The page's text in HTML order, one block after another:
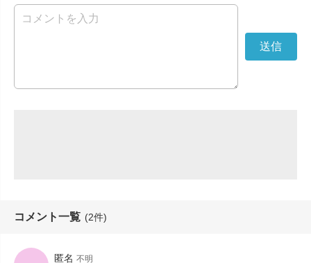
コメント一覧 (2件)
匿名 不明